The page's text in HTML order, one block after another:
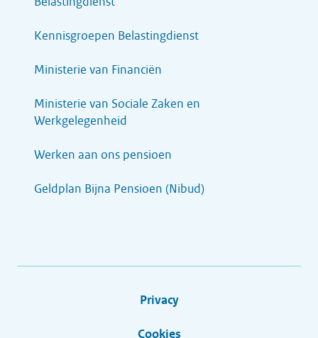
Kennisgroepen Belastingdienst
Ministerie van Financiën
Ministerie van Sociale Zaken en
Werkgelegenheid
Werken aan ons pensioen
Geldplan Bijna Pensioen (Nibud)
Privacy
Cookies